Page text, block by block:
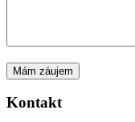
Kontakt